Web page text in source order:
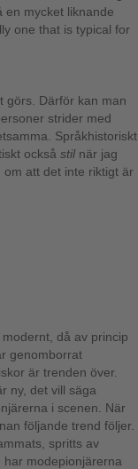
en mycket liknande
one that is typical for
görs. Därför kan man
strider med
Språkhistoriskt
också stil när jag
att det inte riktigt är
då av princip
genomborrat
är trenden över.
ny, det vill säga
i scenen. När
följande trend följer.
spritts av
modepionjärerna